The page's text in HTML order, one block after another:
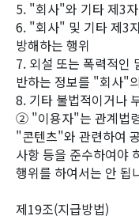
5. "회사"와 기타 제3
6. "회사" 및 기타 제3
방해하는 행위
7. 외설 또는 폭력적인
반하는 정보를 "회사"
8. 기타 불법적이거나
② "이용자"는 관계법
"콘텐츠"와 관련하여
사항 등을 준수하여야
행위를 하여서는 안 됩
제19조(지급방법)